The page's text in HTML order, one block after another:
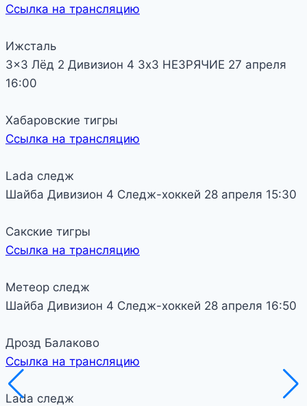
Ссылка на трансляцию
Ижсталь
3x3 Лёд 2 Дивизион 4 3х3 НЕЗРЯЧИЕ 27 апреля
16:00
Хабаровские тигры
Ссылка на трансляцию
Lada следж
Шайба Дивизион 4 Следж-хоккей 28 апреля 15:30
Сакские тигры
Ссылка на трансляцию
Метеор следж
Шайба Дивизион 4 Следж-хоккей 28 апреля 16:50
Дрозд Балаково
Ссылка на трансляцию
Lada следж